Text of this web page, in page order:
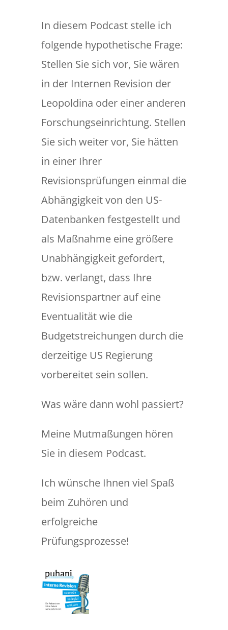
In diesem Podcast stelle ich
folgende hypothetische Frage:
Stellen Sie sich vor, Sie wären
in der Internen Revision der
Leopoldina oder einer anderen
Forschungseinrichtung. Stellen
Sie sich weiter vor, Sie hätten
in einer Ihrer
Revisionsprüfungen einmal die
Abhängigkeit von den US-
Datenbanken festgestellt und
als Maßnahme eine größere
Unabhängigkeit gefordert,
bzw. verlangt, dass Ihre
Revisionspartner auf eine
Eventualität wie die
Budgetstreichungen durch die
derzeitige US Regierung
vorbereitet sein sollen.
Was wäre dann wohl passiert?
Meine Mutmaßungen hören
Sie in diesem Podcast.
Ich wünsche Ihnen viel Spaß
beim Zuhören und
erfolgreiche
Prüfungsprozesse!